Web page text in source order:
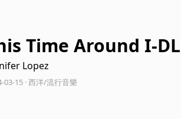
Time Around I-
Lopez
03-15 · 西洋/流行音樂